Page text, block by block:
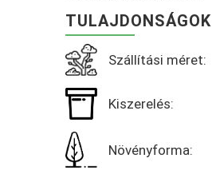
TULAJDONSÁGOK
Szállítási méret:
Kiszerelés:
Növényforma: